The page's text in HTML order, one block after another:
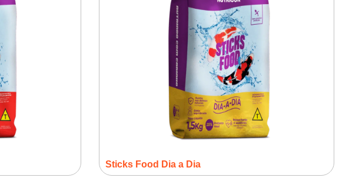
Sticks Food Dia a Dia